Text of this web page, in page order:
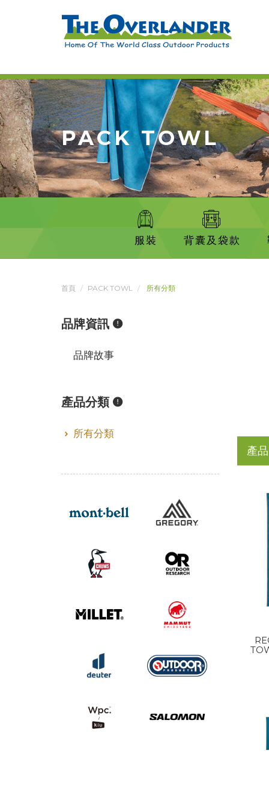
PACK TOWL
服裝 背囊及袋款
首頁 PACK TOWL 所有分類
產品
品牌資訊
品牌故事
產品分類
所有分類